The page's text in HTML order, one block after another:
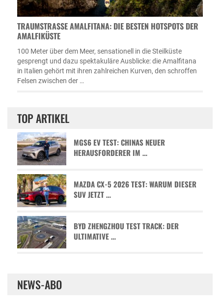
TRAUMSTRASSE AMALFITANA: DIE BESTEN HOTSPOTS DER A
MALFIKÜSTE
100 Meter über dem Meer, sensationell in die Steilküste
gesprengt und dazu spektakuläre Ausblicke: die Amalfitana
in Italien gehört mit ihren zahlreichen Kurven, den schroffen
Felsen zwischen der …
TOP ARTIKEL
MGS6 EV TEST: CHINAS NEUER
HERAUSFORDERER IM …
MAZDA CX-5 2026 TEST: WARUM DIESER
SUV JETZT …
BYD ZHENGZHOU TEST TRACK: DER
ULTIMATIVE …
NEWS-ABO